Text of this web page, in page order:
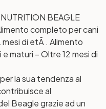
BEAGLE
completo per cani
di etÃ . Alimento
maturi – Oltre 12 mesi di
la sua tendenza al
al
Beagle grazie ad un